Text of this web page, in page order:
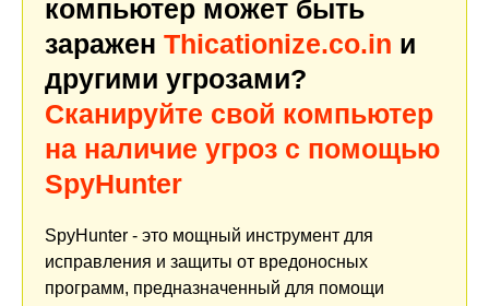
компьютер может быть
заражен Thicationize.co.in и
другими угрозами?
Сканируйте свой компьютер
на наличие угроз с помощью
SpyHunter
SpyHunter - это мощный инструмент для
исправления и защиты от вредоносных
программ, предназначенный для помощи